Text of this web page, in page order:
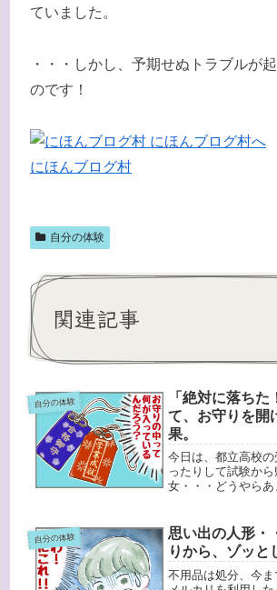
ていました。
・・・しかし、予期せぬトラブルが
のです！
にほんブログ村
自分の体験
関連記事
自分の体験
「絶対に落ちた
て、お守りを開
果。
今日は、都立高校
ったりして試験か
女・・・どうやら
（以下↓は私の時の
試験の出来が悪かっ
ちこみ...
自分の体験
思い出の人形・
りから、ゾッと
不用品は処分、今